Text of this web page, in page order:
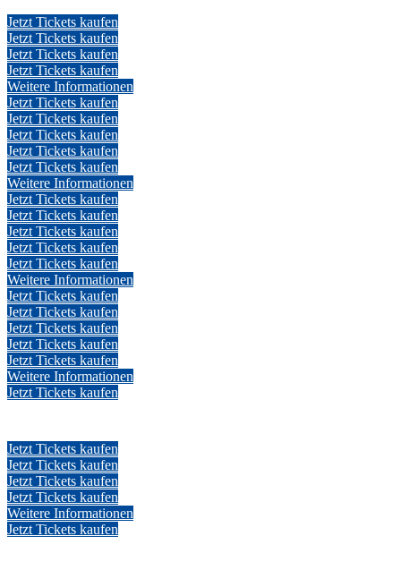
Jetzt Tickets kaufen
Jetzt Tickets kaufen
Jetzt Tickets kaufen
Jetzt Tickets kaufen
Weitere Informationen
Jetzt Tickets kaufen
Jetzt Tickets kaufen
Jetzt Tickets kaufen
Jetzt Tickets kaufen
Jetzt Tickets kaufen
Weitere Informationen
Jetzt Tickets kaufen
Jetzt Tickets kaufen
Jetzt Tickets kaufen
Jetzt Tickets kaufen
Jetzt Tickets kaufen
Weitere Informationen
Jetzt Tickets kaufen
Jetzt Tickets kaufen
Jetzt Tickets kaufen
Jetzt Tickets kaufen
Jetzt Tickets kaufen
Weitere Informationen
Jetzt Tickets kaufen
Jetzt Tickets kaufen
Jetzt Tickets kaufen
Jetzt Tickets kaufen
Jetzt Tickets kaufen
Weitere Informationen
Jetzt Tickets kaufen